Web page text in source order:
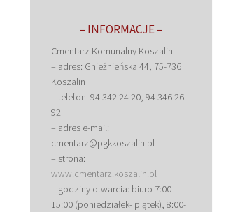
– INFORMACJE –
Cmentarz Komunalny Koszalin
– adres: Gnieźnieńska 44, 75-736
Koszalin
– telefon: 94 342 24 20, 94 346 26
92
– adres e-mail:
cmentarz@pgkkoszalin.pl
– strona:
www.cmentarz.koszalin.pl
– godziny otwarcia: biuro 7:00-
15:00 (poniedziałek- piątek), 8:00-